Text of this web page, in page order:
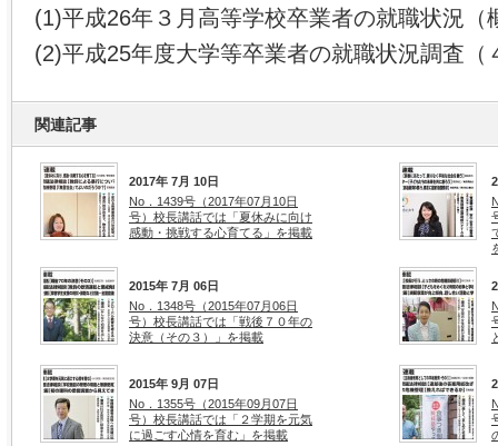
(1)平成26年３月高等学校卒業者の就職状況（
(2)平成25年度大学等卒業者の就職状況調査（
関連記事
2017年 7月 10日
No．1439号（2017年07月10日
号）校長講話では「夏休みに向け
感動・挑戦する心育てる」を掲載
2015年 7月 06日
No．1348号（2015年07月06日
号）校長講話では「戦後７０年の
決意（その３）」を掲載
2015年 9月 07日
No．1355号（2015年09月07日
号）校長講話では「２学期を元気
に過ごす心情を育む」を掲載